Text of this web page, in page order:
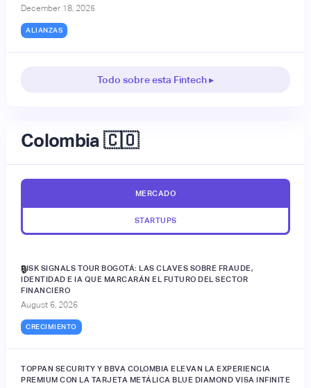
December 18, 2025
ALIANZAS
Todo sobre esta Fintech ▸
Colombia 🇨🇴
MERCADO
STARTUPS
RISK SIGNALS TOUR BOGOTÁ: LAS CLAVES SOBRE FRAUDE,
IDENTIDAD E IA QUE MARCARÁN EL FUTURO DEL SECTOR
FINANCIERO
August 6, 2026
CRECIMIENTO
🔒
TOPPAN SECURITY Y BBVA COLOMBIA ELEVAN LA EXPERIENCIA
PREMIUM CON LA TARJETA METÁLICA BLUE DIAMOND VISA INFINITE